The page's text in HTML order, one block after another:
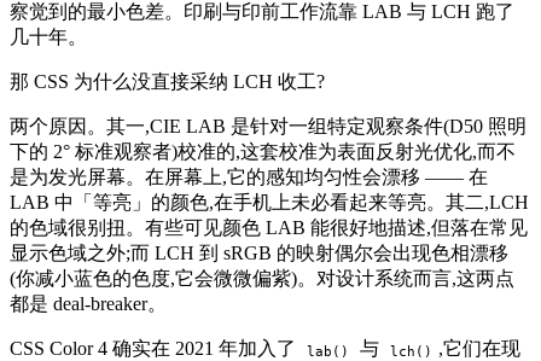
察觉到的最小色差。印刷与印前工作流靠 LAB 与 LCH 跑了
几十年。
那 CSS 为什么没直接采纳 LCH 收工?
两个原因。其一,CIE LAB 是针对一组特定观察条件(D50 照明
下的 2° 标准观察者)校准的,这套校准为表面反射光优化,而不
是为发光屏幕。在屏幕上,它的感知均匀性会漂移 —— 在
LAB 中「等亮」的颜色,在手机上未必看起来等亮。其二,LCH
的色域很别扭。有些可见颜色 LAB 能很好地描述,但落在常见
显示色域之外;而 LCH 到 sRGB 的映射偶尔会出现色相漂移
(你减小蓝色的色度,它会微微偏紫)。对设计系统而言,这两点
都是 deal-breaker。
CSS Color 4 确实在 2021 年加入了 lab() 与 lch()
,它们在现